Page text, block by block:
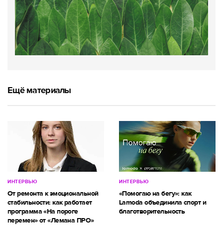
Ещё материалы
ИНТЕРВЬЮ
От ремонта к эмоциональной
стабильности: как работает
программа «На пороге
перемен» от «Лемана ПРО»
ИНТЕРВЬЮ
«Помогаю на бегу»: как
Lamoda объединила спорт и
благотворительность